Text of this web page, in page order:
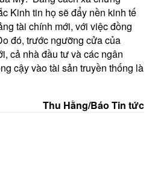
Kinh tin họ sẽ đẩy nền kinh tế
tài chính mới, với việc đồng
đó, trước ngưỡng cửa của
cả nhà đầu tư và các ngân
cậy vào tài sản truyền thống là
Thu Hằng/Báo Tin tức